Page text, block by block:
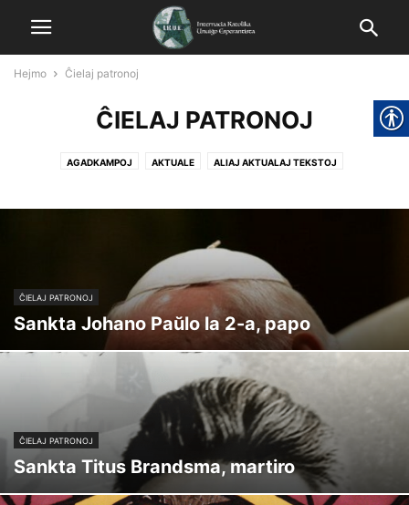
Hejmo Ĉielaj patronoj
ĈIELAJ PATRONOJ
AGADKAMPOJ AKTUALE ALIAJ AKTUALAJ TEKSTOJ
EKLEZIO KAJ ESPERANTO EKUMENISMO ESPERO KATOLIKA
NEKATEGORIITA SPIRITA VIVO
ĈIELAJ PATRONOJ
Sankta Johano Paŭlo la 2-a, papo
ĈIELAJ PATRONOJ
Sankta Titus Brandsma, martiro